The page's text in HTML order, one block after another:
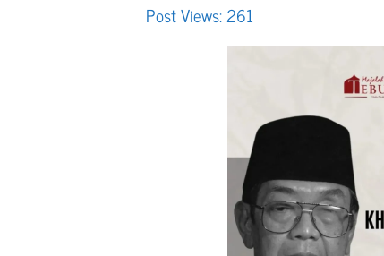
Post Views:261